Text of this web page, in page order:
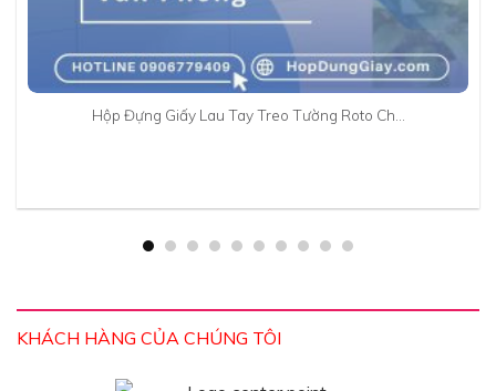
Hộp Đựng Giấy Lau Tay Treo Tường Roto Ch…
KHÁCH HÀNG CỦA CHÚNG TÔI